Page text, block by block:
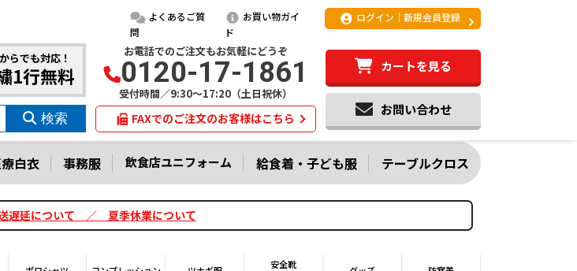
よくあるご質
問
お買い物ガイ
ド
ログイン｜新規会員登録
らでも対応！
1行無料
お電話でのご注文もお気軽にどうぞ
0120-17-1861
受付時間／9:30～17:20（土日祝休）
FAXでのご注文のお客様はこちら
カートを見る
お問い合わせ
白衣 事務服 飲食店ユニフォーム 給食着・子ども服 テーブルクロス
遅延について ／ 夏季休業について
安全靴